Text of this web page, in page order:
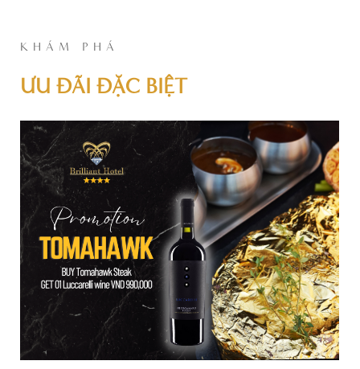
KHÁM PHÁ
ƯU ĐÃI ĐẶC BIỆT